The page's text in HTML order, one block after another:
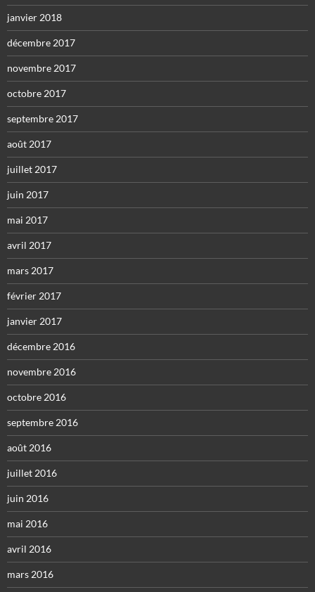
janvier 2018
décembre 2017
novembre 2017
octobre 2017
septembre 2017
août 2017
juillet 2017
juin 2017
mai 2017
avril 2017
mars 2017
février 2017
janvier 2017
décembre 2016
novembre 2016
octobre 2016
septembre 2016
août 2016
juillet 2016
juin 2016
mai 2016
avril 2016
mars 2016